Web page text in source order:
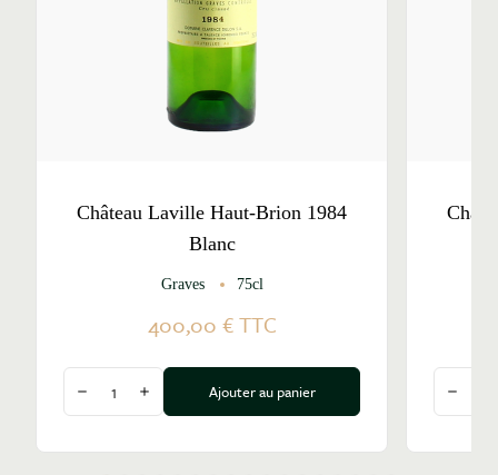
Château Laville Haut-Brion 1984
Blanc
Graves 75cl
400,00 €TTC
Diminuer la quantité
Augmenter la quantité
Ajouter au panier